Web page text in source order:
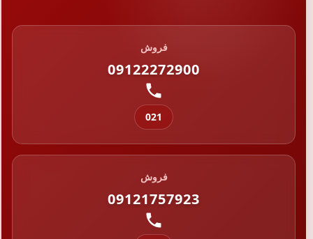
فروش
09122272900
021
فروش
09121757923